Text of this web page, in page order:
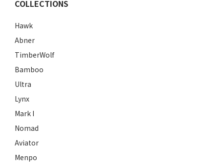
COLLECTIONS
Hawk
Abner
TimberWolf
Bamboo
Ultra
Lynx
Mark I
Nomad
Aviator
Menpo